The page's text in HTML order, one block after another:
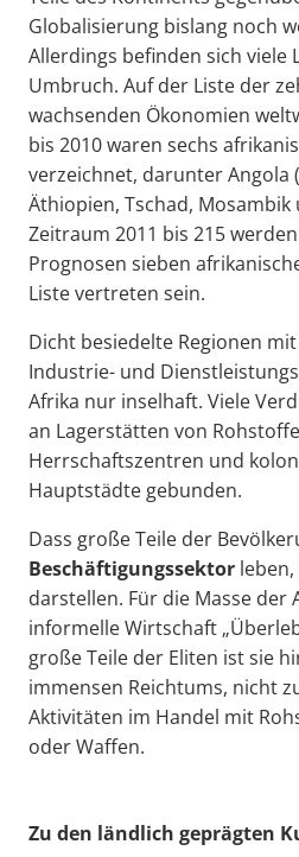
Globalisierung bislang noch
Allerdings befinden sich viele
Umbruch. Auf der Liste der
wachsenden Ökonomien
bis 2010 waren sechs
verzeichnet, darunter Angola
Äthiopien, Tschad, Mosambik
Zeitraum 2011 bis 215
Prognosen sieben
Liste vertreten sein.
Dicht besiedelte Regionen
Industrie- und
Afrika nur inselhaft. Viele
an Lagerstätten von
Herrschaftszentren und
Hauptstädte gebunden.
Dass große Teile der
Beschäftigungssektor
darstellen. Für die Masse der
informelle Wirtschaft
große Teile der Eliten ist sie
immensen Reichtums, nicht
Aktivitäten im Handel mit
oder Waffen.
Zu den ländlich geprägten